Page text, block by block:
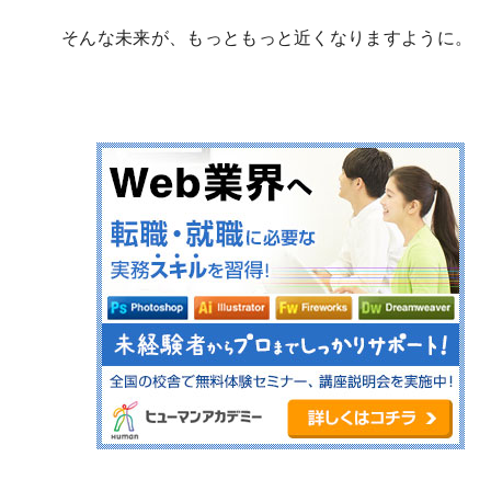
そんな未来が、もっともっと近くなりますように。